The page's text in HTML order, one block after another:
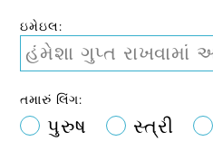
ઇમેઇલ:
તમારું લિંગ:
પુરુષ સ્ત્રી